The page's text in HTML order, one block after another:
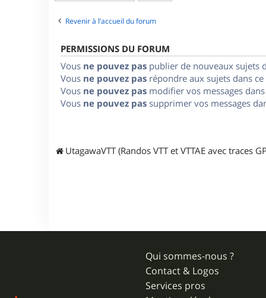
Revenir à l’accueil du forum
PERMISSIONS DU FORUM
Vous ne pouvez pas publier de nouveaux sujets
Vous ne pouvez pas répondre aux sujets dans
Vous ne pouvez pas modifier vos messages
Vous ne pouvez pas supprimer vos messages
UtagawaVTT (Randos VTT et VTTAE avec traces
Qui sommes-nous ?
Contact & Logos
Services pros